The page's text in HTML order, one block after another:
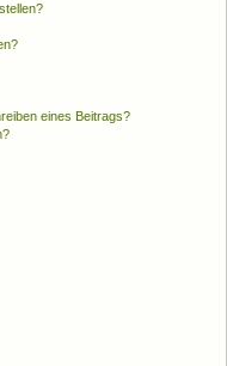
eines Beitrags?